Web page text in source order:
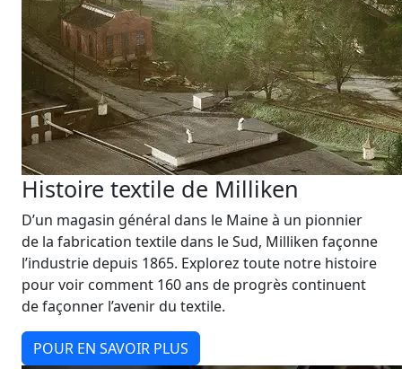
Histoire textile de Milliken
D’un magasin général dans le Maine à un pionnier
de la fabrication textile dans le Sud, Milliken façonne
l’industrie depuis 1865. Explorez toute notre histoire
pour voir comment 160 ans de progrès continuent
de façonner l’avenir du textile.
POUR EN SAVOIR PLUS